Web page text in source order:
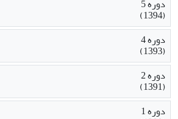
دوره 5
(1394)
دوره 4
(1393)
دوره 2
(1391)
دوره 1